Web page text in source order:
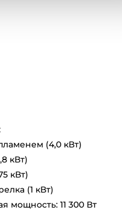
(4,0 кВт)
кВт)
кВт)
(1 кВт)
мощность: 11 300 Вт